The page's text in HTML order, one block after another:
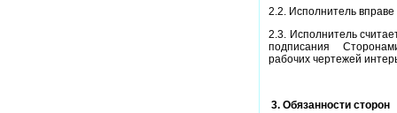
2.2. Исполнитель
2.3. Исполнитель
подписания
рабочих чертежей
3. Обязанности сторон